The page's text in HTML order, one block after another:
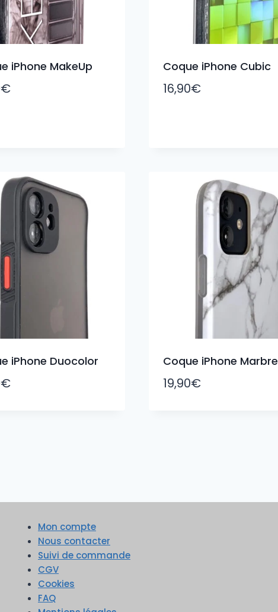
iPhone MakeUp
€
Coque iPhone Cubic
16,90€
iPhone Duocolor
€
Coque iPhone Marbre
19,90€
Mon compte
Nous contacter
Suivi de commande
CGV
Cookies
FAQ